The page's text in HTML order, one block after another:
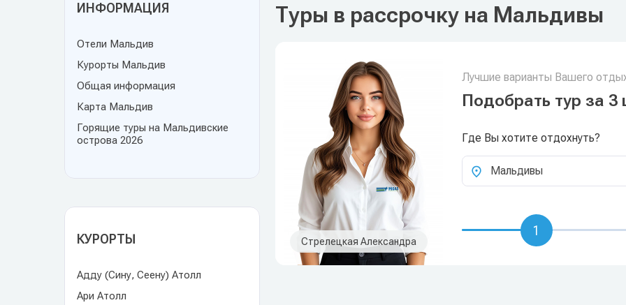
ИНФОРМАЦИЯ
Отели Мальдив
Курорты Мальдив
Общая информация
Карта Мальдив
Горящие туры на Мальдивские
острова 2026
КУРОРТЫ
Адду (Сину, Сеену) Атолл
Ари Атолл
Туры в рассрочку на Мальдивы
Стрелецкая Александра
Лучшие варианты Вашего
Подобрать тур за 3
Где Вы хотите отдохнуть?
Мальдивы
1